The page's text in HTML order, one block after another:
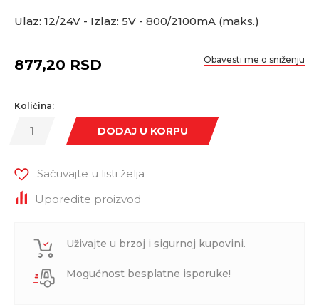
Ulaz: 12/24V - Izlaz: 5V - 800/2100mA (maks.)
877,20 RSD Obavesti me o sniženju
Količina:
DODAJ U KORPU
Sačuvajte u listi želja
Uporedite proizvod
Uživajte u brzoj i sigurnoj kupovini.
Mogućnost besplatne isporuke!